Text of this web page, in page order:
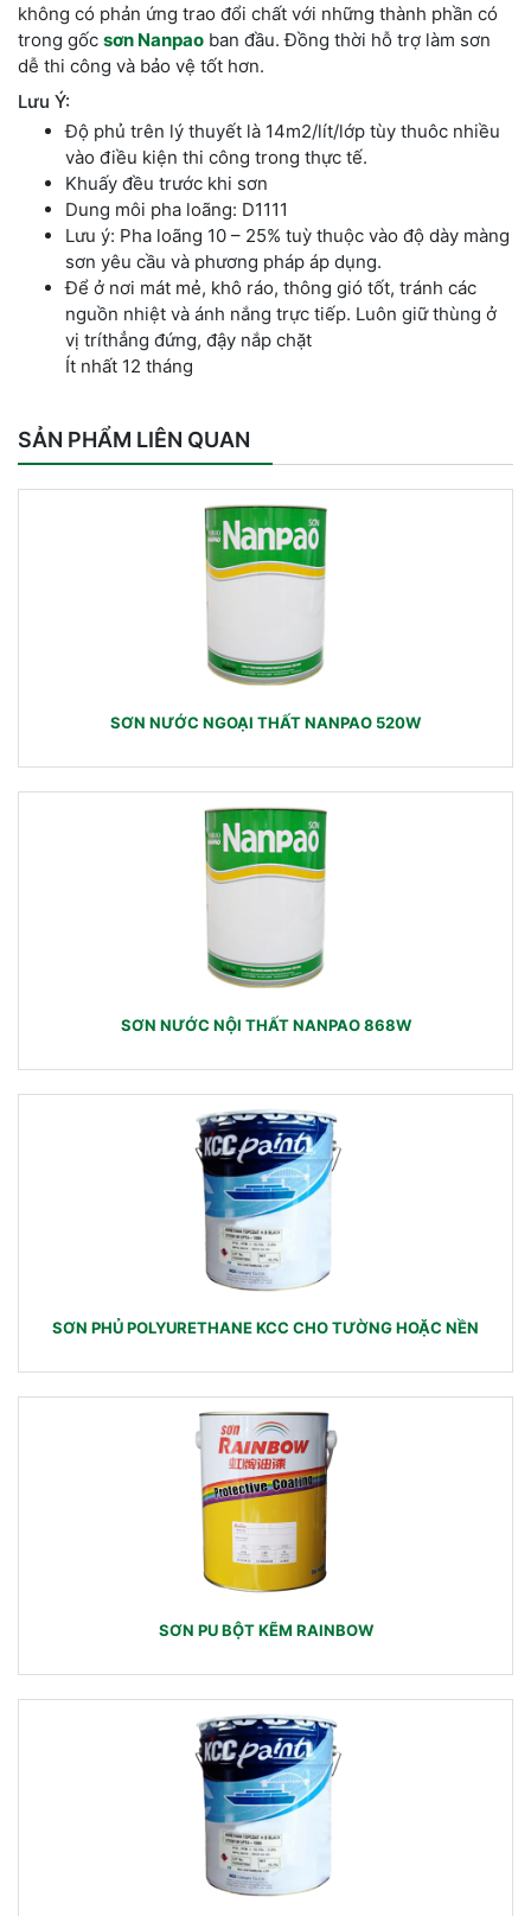
không có phản ứng trao đổi chất với những thành phần có
trong gốc sơn Nanpao ban đầu. Đồng thời hỗ trợ làm sơn
dễ thi công và bảo vệ tốt hơn.
Lưu Ý:
Độ phủ trên lý thuyết là 14m2/lít/lớp tùy thuôc nhiều
vào điều kiện thi công trong thực tế.
Khuấy đều trước khi sơn
Dung môi pha loãng: D1111
Lưu ý: Pha loãng 10 – 25% tuỳ thuộc vào độ dày màng
sơn yêu cầu và phương pháp áp dụng.
Để ở nơi mát mẻ, khô ráo, thông gió tốt, tránh các
nguồn nhiệt và ánh nắng trực tiếp. Luôn giữ thùng ở
vị tríthẳng đứng, đậy nắp chặt
Ít nhất 12 tháng
SẢN PHẨM LIÊN QUAN
SƠN NƯỚC NGOẠI THẤT NANPAO 520W
SƠN NƯỚC NỘI THẤT NANPAO 868W
SƠN PHỦ POLYURETHANE KCC CHO TƯỜNG HOẶC NỀN
SƠN PU BỘT KẼM RAINBOW